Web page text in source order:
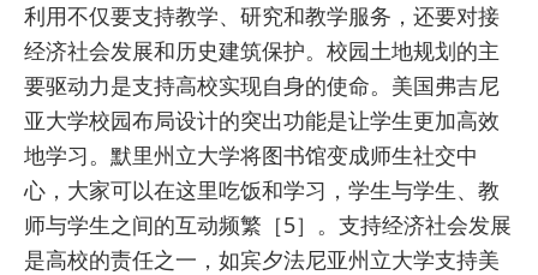
利用不仅要支持教学、研究和教学服务，还要对接
经济社会发展和历史建筑保护。校园土地规划的主
要驱动力是支持高校实现自身的使命。美国弗吉尼
亚大学校园布局设计的突出功能是让学生更加高效
地学习。默里州立大学将图书馆变成师生社交中
心，大家可以在这里吃饭和学习，学生与学生、教
师与学生之间的互动频繁［5］。支持经济社会发展
是高校的责任之一，如宾夕法尼亚州立大学支持美